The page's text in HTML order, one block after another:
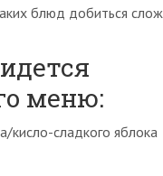
блюд добиться
меню:
кисло-сладкого яблока